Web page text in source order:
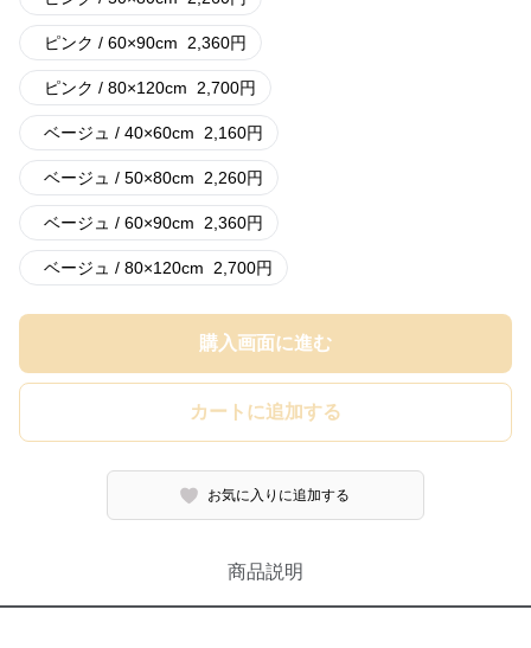
ピンク / 60×90cm 2,360円
ピンク / 80×120cm 2,700円
ベージュ / 40×60cm 2,160円
ベージュ / 50×80cm 2,260円
ベージュ / 60×90cm 2,360円
ベージュ / 80×120cm 2,700円
購入画面に進む
カートに追加する
お気に入りに追加する
商品説明